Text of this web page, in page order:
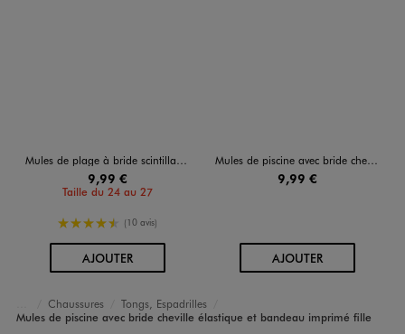
Mules de plage à bride scintillante avec élastique fille
9,99 €
Taille du 24 au 27
4.5/5 de moyenne
(10 avis)
AJOUTERAU PANIER
Mules de piscine avec bride cheville élastique et bandeau imprimé fille
9,99 €
AJOUTERAU PANIER
Accueil
Fille
Chaussures
Tongs, Espadrilles
Mules de piscine avec bride cheville élastique et bandeau imprimé fille